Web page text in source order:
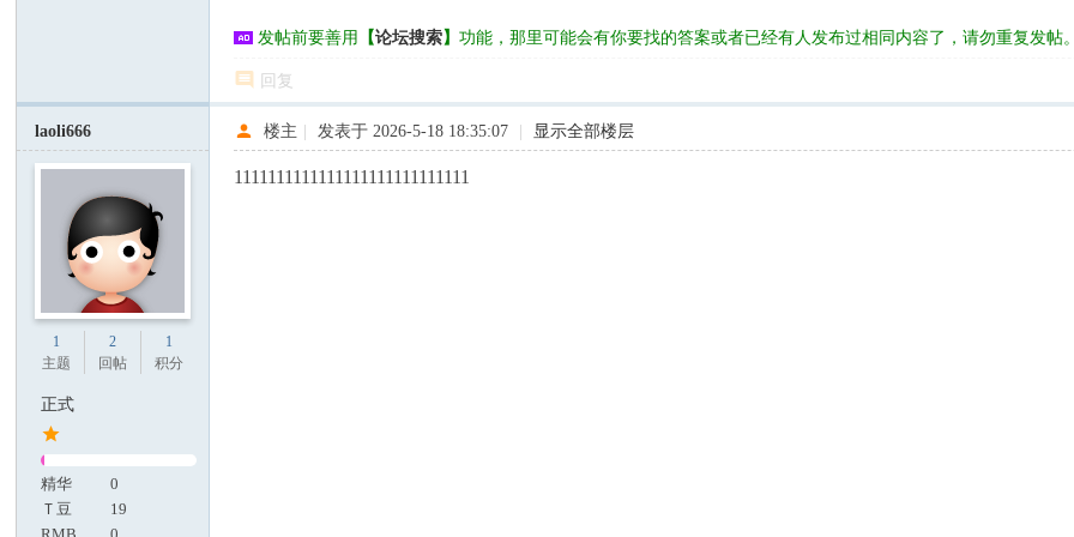
发帖前要善用 【论坛搜索】功能，那里可能会有你要找的答案或者已经有人发布过相同内容了，请勿重复发帖
回复
laoli666
1
主题
2
回帖
1
积分
正式
精华
0
Ｔ豆
19
楼主 发表于 2026-5-18 18:35:07 显示全部楼层
1111111111111111111111111111